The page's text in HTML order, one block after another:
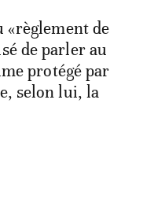
«règlement de
de parler au
protégé par
selon lui, la